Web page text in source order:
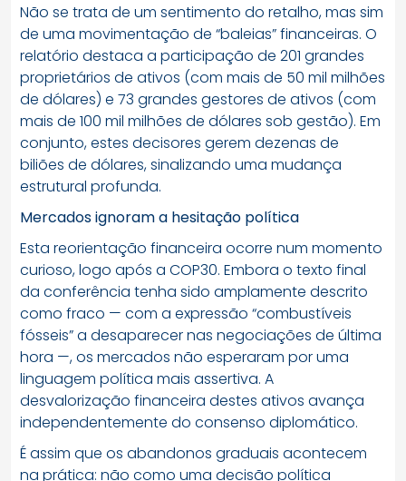
Não se trata de um sentimento do retalho, mas sim
de uma movimentação de “baleias” financeiras. O
relatório destaca a participação de 201 grandes
proprietários de ativos (com mais de 50 mil milhões
de dólares) e 73 grandes gestores de ativos (com
mais de 100 mil milhões de dólares sob gestão). Em
conjunto, estes decisores gerem dezenas de
biliões de dólares, sinalizando uma mudança
estrutural profunda.
Mercados ignoram a hesitação política
Esta reorientação financeira ocorre num momento
curioso, logo após a COP30. Embora o texto final
da conferência tenha sido amplamente descrito
como fraco — com a expressão “combustíveis
fósseis” a desaparecer nas negociações de última
hora —, os mercados não esperaram por uma
linguagem política mais assertiva. A
desvalorização financeira destes ativos avança
independentemente do consenso diplomático.
É assim que os abandonos graduais acontecem
na prática: não como uma decisão política